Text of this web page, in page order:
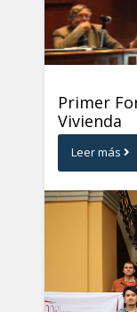
Primer
Vivienda
Leer más